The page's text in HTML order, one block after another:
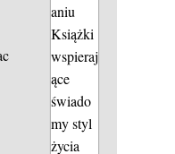
aniu
Książki
wspieraj
ące
świado
my styl
życia